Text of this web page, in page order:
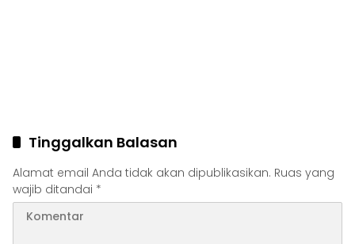
Tinggalkan Balasan
Alamat email Anda tidak akan dipublikasikan. Ruas yang
wajib ditandai *